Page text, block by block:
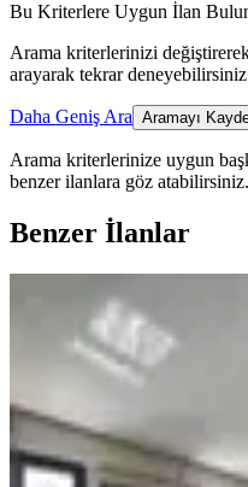
Bu Kriterlere Uygun İlan
Arama kriterlerinizi
arayarak tekrar
Daha Geniş Ara Aramayı
Arama kriterlerinize uygun
benzer ilanlara göz atabilirsiniz.
Benzer İlanlar
Arakat
32.000 ₺